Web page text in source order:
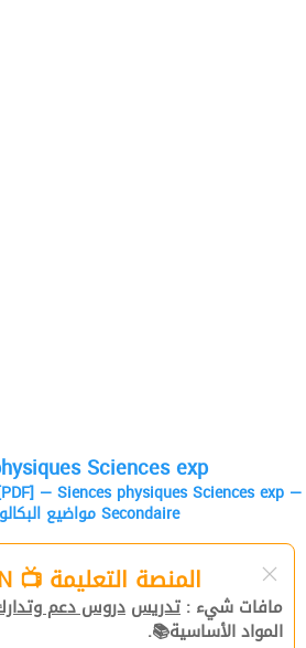
Sciences exp
— Siences physiques Sciences exp —
4ème مواضيع البكالوريا Secondaire
المنصة التعليمة 📺 Tadris.TN
مافات شيء : تدريس دروس دعم
المواد الأساسية📚.